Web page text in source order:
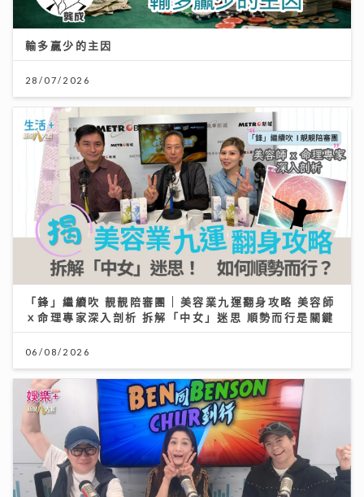
輸多贏少的主因
28/07/2026
「鋒」繼續吹 靚靚陪審團 | 美容業九運翻身攻略 美容師
ｘ命理專家深入剖析 拆解「中女」迷思 順勢而行是關鍵
06/08/2026